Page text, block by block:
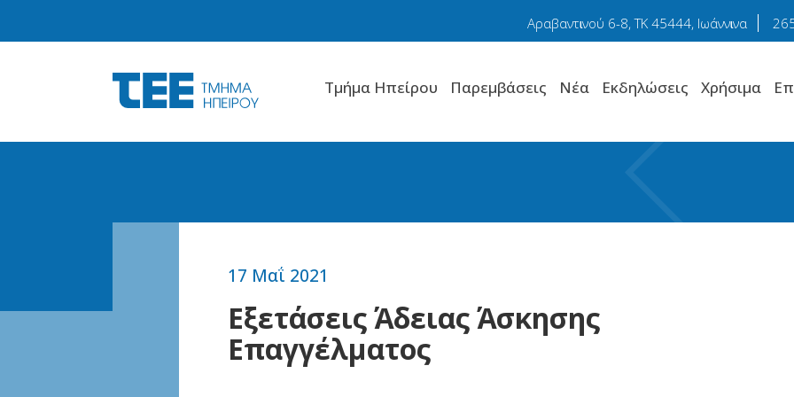
Αραβαντɩνού 6-8, TK 45444, Ιωάννɩνα
Tμήμα Hπείρου Παρεμβάσεις Νέα Εκδηλώσεις Χρήσιμα
17 Μαΐ 2021
Εξετάσεις Άδειας Άσκησης
Επαγγέλματος